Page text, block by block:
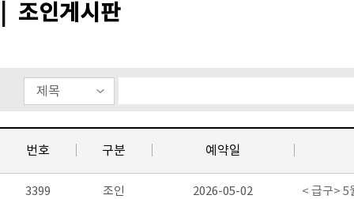
조인게시판
번호 구분 예약일
3399 조인 2026-05-02 < 급구> 5